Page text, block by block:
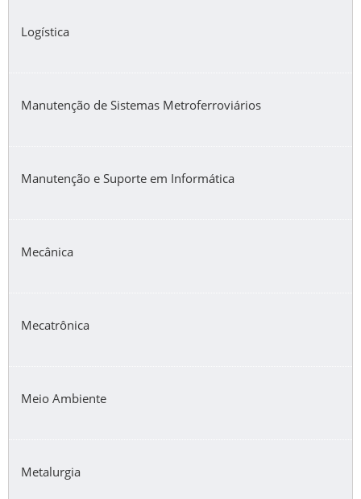
Logística
Manutenção de Sistemas Metroferroviários
Manutenção e Suporte em Informática
Mecânica
Mecatrônica
Meio Ambiente
Metalurgia